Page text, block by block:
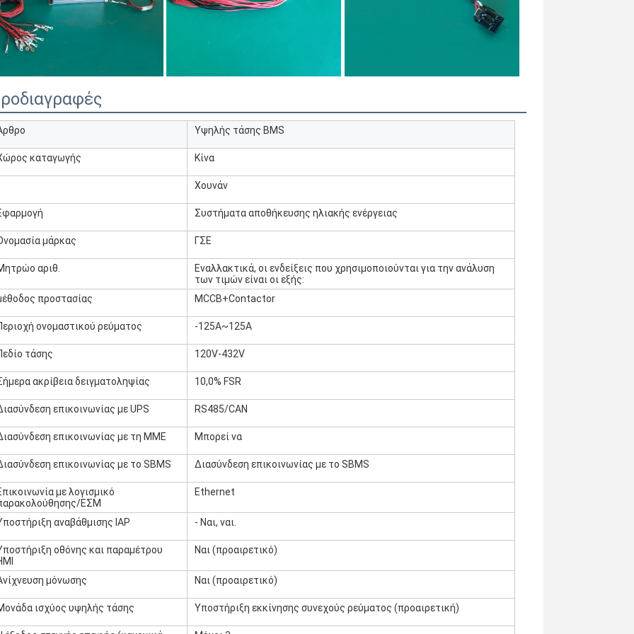
Υψηλής τάσης BMS
καταγωγής Κίνα
Χουνάν
Συστήματα αποθήκευσης ηλιακής ενέργειας
μάρκας ΓΣΕ
αριθ.
Εναλλακτικά, οι ενδείξεις που χρησιμοποιούνται για την ανάλυση
των τιμών είναι οι εξής:
προστασίας
MCCB+Contactor
ονομαστικού ρεύματος -125A~125A
τάσης 120V-432V
ακρίβεια δειγματοληψίας 10,0% FSR
επικοινωνίας με UPS RS485/CAN
επικοινωνίας με τη ΜΜΕ Μπορεί να
επικοινωνίας με το SBMS Διασύνδεση επικοινωνίας με το SBMS
με λογισμικό
ΕΣΜ
Ethernet
αναβάθμισης IAP - Ναι, ναι.
οθόνης και παραμέτρου
Ναι (προαιρετικό)
μόνωσης Ναι (προαιρετικό)
ισχύος υψηλής τάσης Υποστήριξη εκκίνησης συνεχούς ρεύματος (προαιρετική)